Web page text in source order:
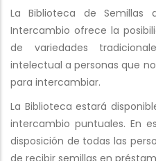
La Biblioteca de
Intercambio ofrece la
de variedades
intelectual a personas que
para intercambiar.
La Biblioteca estará
intercambio puntuales. En
disposición de todas las
de recibir semillas en